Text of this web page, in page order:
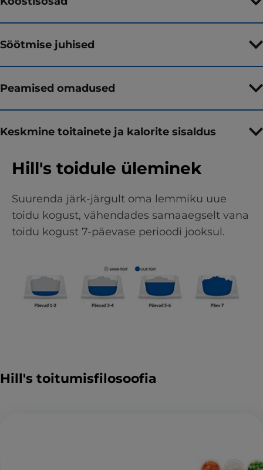
Söötmise juhised
Peamised omadused
Keskmine toitainete ja kalorite sisaldus
Hill's toidule üleminek
Suurenda järk-järgult oma lemmiku uue
toidu kogust, vähendades samaaegselt vana
toidu kogust 7-päevase perioodi jooksul.
Hill's toitumisfilosoofia